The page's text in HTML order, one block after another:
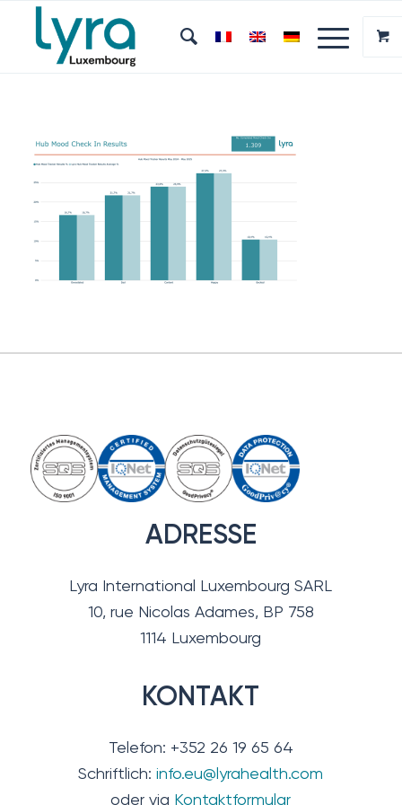
ADRESSE
Lyra International Luxembourg SARL
10, rue Nicolas Adames, BP 758
1114 Luxembourg
KONTAKT
Telefon: +352 26 19 65 64
Schriftlich:info.eu@lyrahealth.com
oder via Kontaktformular